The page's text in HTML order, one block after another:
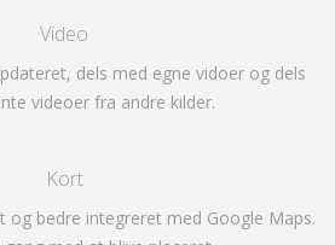
Video
dels med egne vidoer og dels
videoer fra andre kilder.
Kort
bedre integreret med Google Maps.